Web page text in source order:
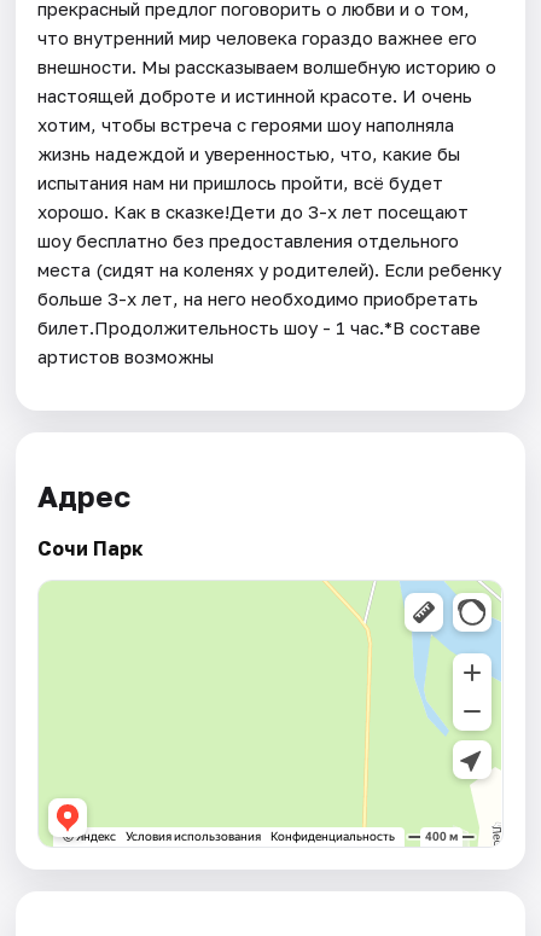
прекрасный предлог поговорить о любви и о том,
что внутренний мир человека гораздо важнее его
внешности. Мы рассказываем волшебную историю о
настоящей доброте и истинной красоте. И очень
хотим, чтобы встреча с героями шоу наполняла
жизнь надеждой и уверенностью, что, какие бы
испытания нам ни пришлось пройти, всё будет
хорошо. Как в сказке!Дети до 3-х лет посещают
шоу бесплатно без предоставления отдельного
места (сидят на коленях у родителей). Если ребенку
больше 3-х лет, на него необходимо приобретать
билет.Продолжительность шоу - 1 час.*В составе
артистов возможны
Адрес
Сочи Парк